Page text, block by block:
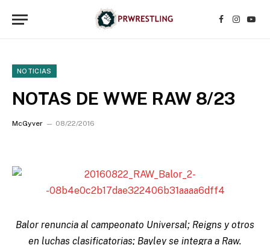
Facebook
NOTICIAS
NOTAS DE WWE RAW 8/23
McGyver 08/22/2016
Balor renuncia al campeonato Universal; Reigns y otros
en luchas clasificatorias; Bayley se integra a Raw.